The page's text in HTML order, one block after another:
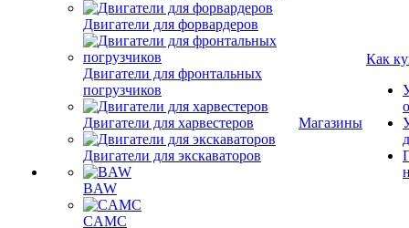
Двигатели для форвардеров
Двигатели для фронтальных
погрузчиков
Двигатели для харвестеров
Двигатели для экскаваторов
BAW
CAMC
Магазины
Как